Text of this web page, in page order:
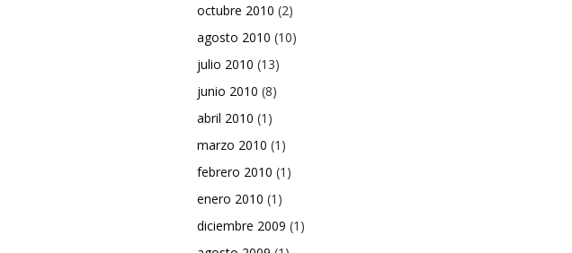
octubre 2010 (2)
agosto 2010 (10)
julio 2010 (13)
junio 2010 (8)
abril 2010 (1)
marzo 2010 (1)
febrero 2010 (1)
enero 2010 (1)
diciembre 2009 (1)